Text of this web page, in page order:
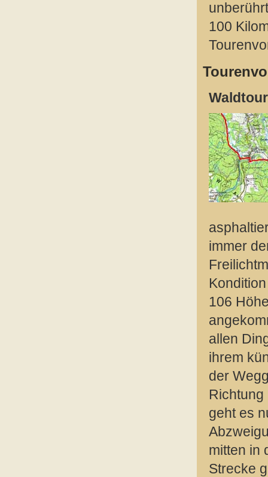
100
immer
106
allen
ihrem
der
geht es
mitten in
Strecke